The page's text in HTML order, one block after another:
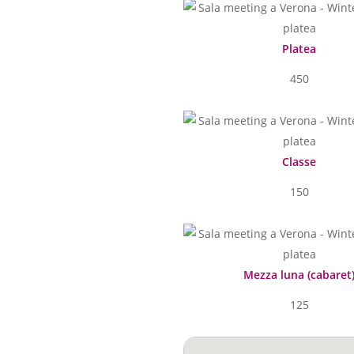
Platea
450
Classe
150
Mezza luna
125